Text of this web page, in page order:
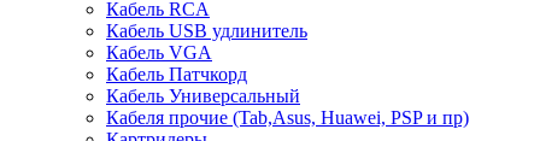
Кабель RCA
Кабель USB удлинитель
Кабель VGA
Кабель Патчкорд
Кабель Универсальный
Кабеля прочие (Tab,Asus, Huawei, PSP и пр)